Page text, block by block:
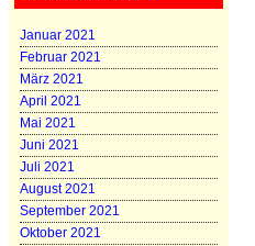
Januar 2021
Februar 2021
März 2021
April 2021
Mai 2021
Juni 2021
Juli 2021
August 2021
September 2021
Oktober 2021